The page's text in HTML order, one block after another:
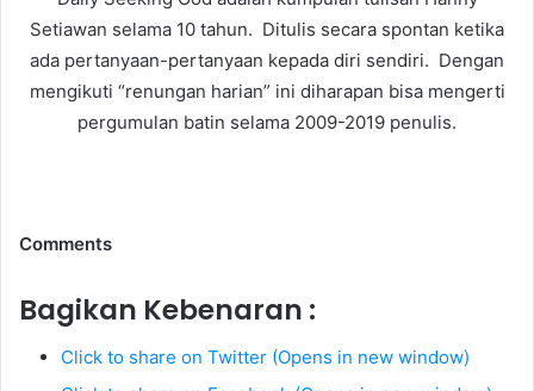
Setiawan selama 10 tahun. Ditulis secara spontan ketika
ada pertanyaan-pertanyaan kepada diri sendiri. Dengan
mengikuti “renungan harian” ini diharapan bisa mengerti
pergumulan batin selama 2009-2019 penulis.
Comments
Bagikan Kebenaran :
Click to share on Twitter (Opens in new window)